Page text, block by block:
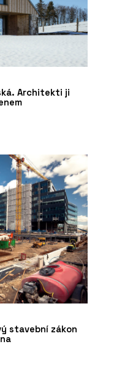
Architekti ji
stavební zákon